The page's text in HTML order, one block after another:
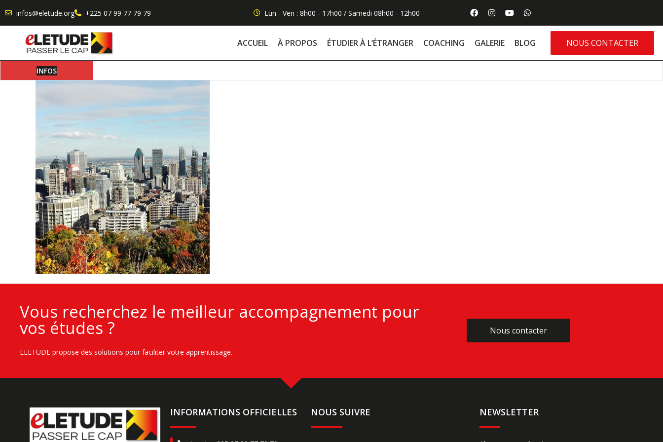
infos@eletude.org +225 07 99 77 79 79 Lun - Ven : 8h00 - 17h00 / Samedi 08h00 - 12h00
ACCUEIL À PROPOS ÉTUDIER À L’ÉTRANGER COACHING GALERIE BLOG NOUS CONTACTER
INFOS
Vous recherchez le meilleur accompagnement pour
vos études ?
ELETUDE propose des solutions pour faciliter votre apprentissage.
Nous contacter
Nous contacter
INFORMATIONS OFFICIELLES NOUS SUIVRE NEWSLETTER